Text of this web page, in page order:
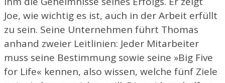
Joe, wie wichtig es ist, auch in der Arbeit erfüllt
zu sein. Seine Unternehmen führt Thomas
anhand zweier Leitlinien: Jeder Mitarbeiter
muss seine Bestimmung sowie seine »Big Five
for Life« kennen, also wissen, welche fünf Ziele